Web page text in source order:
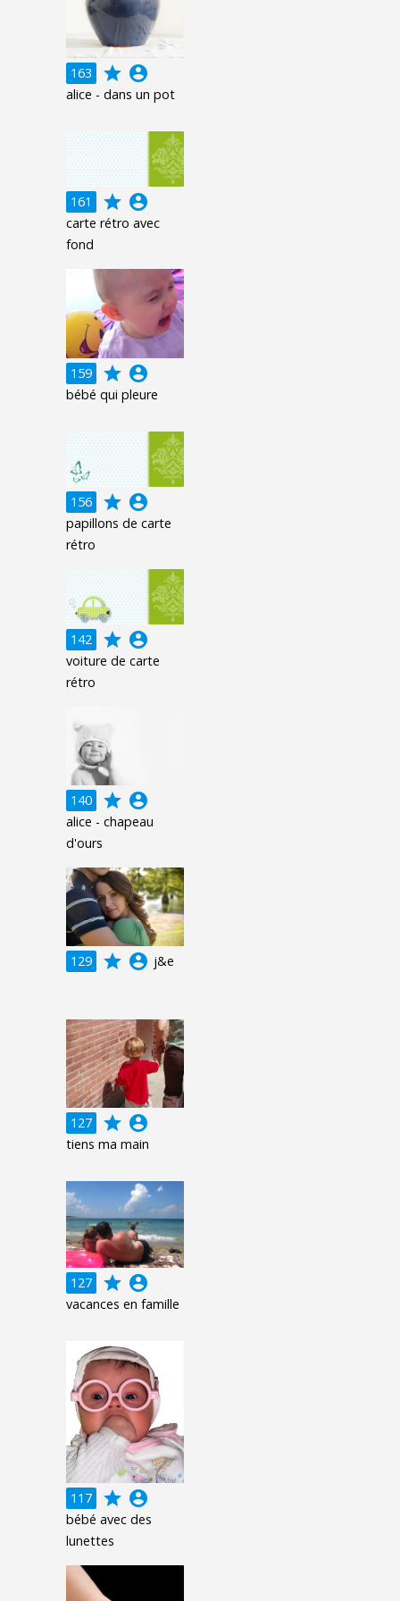
163 grade account_circle
alice - dans un pot
161 grade account_circle
carte rétro avec
fond
159 grade account_circle
bébé qui pleure
156 grade account_circle
papillons de carte
rétro
142 grade account_circle
voiture de carte
rétro
140 grade account_circle
alice - chapeau
d'ours
129 grade account_circle j&e
127 grade account_circle
tiens ma main
127 grade account_circle
vacances en famille
117 grade account_circle
bébé avec des
lunettes